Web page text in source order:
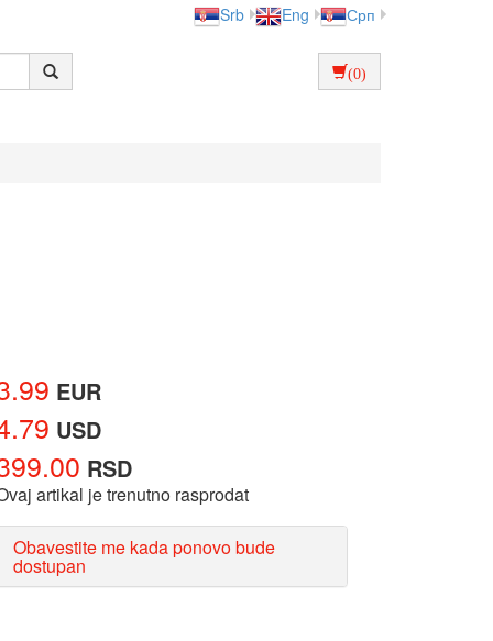
Srb Eng Срп
(0)
EUR
USD
RSD
artikal je trenutno rasprodat
Obavestite me kada ponovo bude
dostupan